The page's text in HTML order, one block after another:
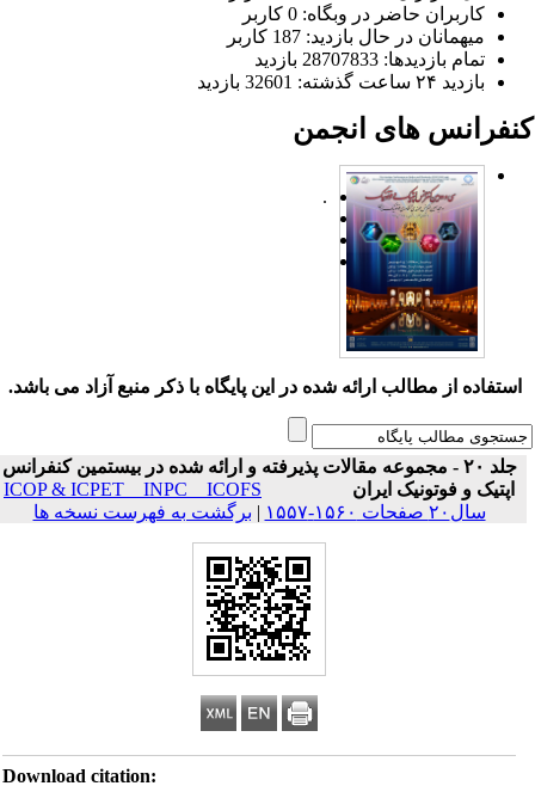
کاربران حاضر در وبگاه: 0 کاربر
میهمانان در حال بازدید: 187 کاربر
تمام بازدید‌ها: 28707833 بازدید
بازدید ۲۴ ساعت گذشته: 32601 بازدید
های انجمن
.
استفاده از مطالب ارائه شده در این پایگاه با ذکر منبع آزاد می باشد.
جلد ۲۰ - مجموعه مقالات پذیرفته و ارائه شده در بیستمین کنفرانس
اپتیک و فوتونیک ایران
ICOP & ICPET _ INPC _ ICOFS
سال۲۰ صفحات ۱۵۶۰-۱۵۵۷
| برگشت به فهرست نسخه ها
Download citation: